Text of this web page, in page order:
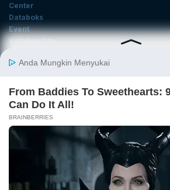
Center
Databoks
Event
KatadataOto
Email
Advertising Karier
Kebijakan Privasi
Disclaimer